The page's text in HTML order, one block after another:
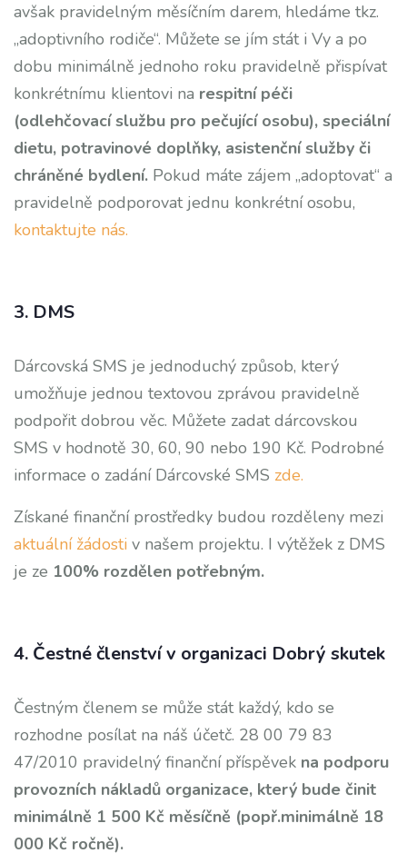
avšak pravidelným měsíčním darem, hledáme tkz.
„adoptivního rodiče“. Můžete se jím stát i Vy a po
dobu minimálně jednoho roku pravidelně přispívat
konkrétnímu klientovi na respitní péči
(odlehčovací službu pro pečující osobu), speciální
dietu, potravinové doplňky, asistenční služby či
chráněné bydlení. Pokud máte zájem „adoptovat“ a
pravidelně podporovat jednu konkrétní osobu,
kontaktujte nás.
3. DMS
Dárcovská SMS je jednoduchý způsob, který
umožňuje jednou textovou zprávou pravidelně
podpořit dobrou věc. Můžete zadat dárcovskou
SMS v hodnotě 30, 60, 90 nebo 190 Kč. Podrobné
informace o zadání Dárcovské SMS zde.
Získané finanční prostředky budou rozděleny mezi
aktuální žádosti v našem projektu. I výtěžek z DMS
je ze 100% rozdělen potřebným.
4. Čestné členství v organizaci Dobrý skutek
Čestným členem se může stát každý, kdo se
rozhodne posílat na náš účetč. 28 00 79 83
47/2010 pravidelný finanční příspěvek na podporu
provozních nákladů organizace, který bude činit
minimálně 1 500 Kč měsíčně (popř.minimálně 18
000 Kč ročně).